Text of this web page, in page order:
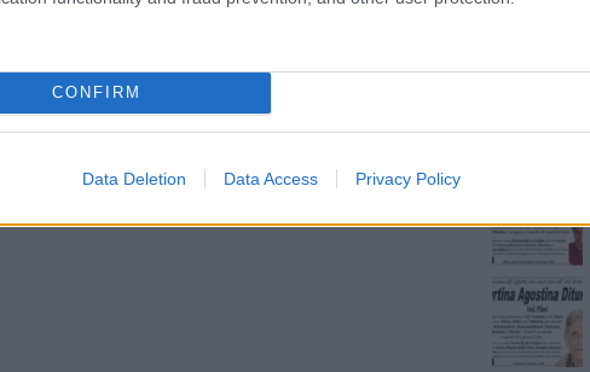
CONFIRM
Data Deletion Data Access Privacy Policy
Prossimo articolo